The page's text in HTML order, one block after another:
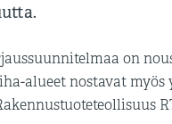
on
alueet nostavat